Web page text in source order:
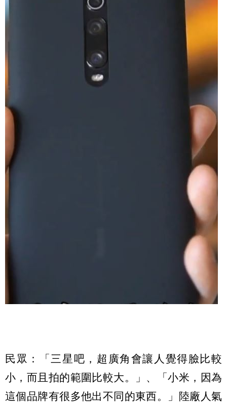
民眾：「三星吧，超廣角會讓人覺得臉比較
小，而且拍的範圍比較大。」、「小米，因為
這個品牌有很多他出不同的東西。」陸廠人氣